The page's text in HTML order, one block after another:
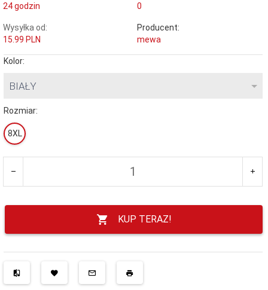
24 godzin
0
Wysyłka od:
15.99 PLN
Producent:
mewa
Kolor:
BIAŁY
Rozmiar:
8XL
KUP TERAZ!